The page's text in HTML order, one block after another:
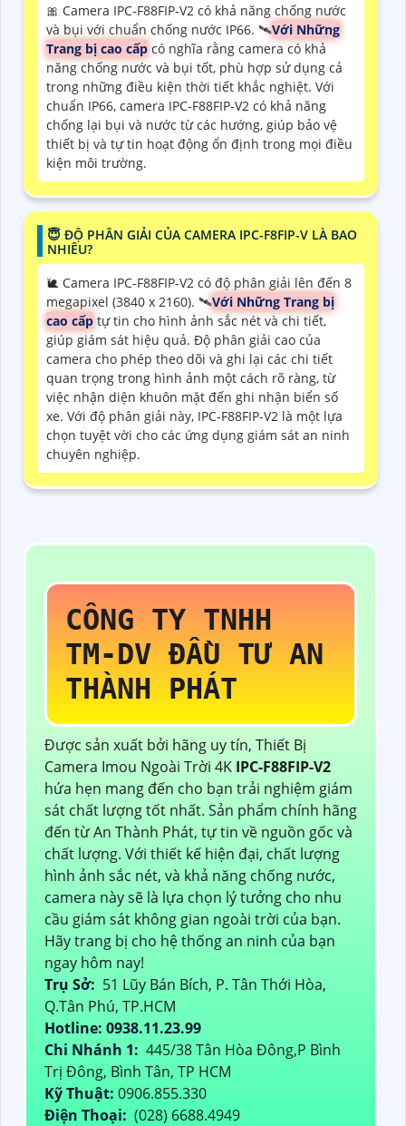
🎀 Camera IPC-F88FIP-V2 có khả năng chống nước
và bụi với chuẩn chống nước IP66. 🛰Với Những
Trang bị cao cấp có nghĩa rằng camera có khả
năng chống nước và bụi tốt, phù hợp sử dụng cả
trong những điều kiện thời tiết khắc nghiệt. Với
chuẩn IP66, camera IPC-F88FIP-V2 có khả năng
chống lại bụi và nước từ các hướng, giúp bảo vệ
thiết bị và tự tin hoạt động ổn định trong mọi điều
kiện môi trường.
😇 ĐỘ PHÂN GIẢI CỦA CAMERA IPC-F8FIP-V LÀ BAO
NHIÊU?
🐌 Camera IPC-F88FIP-V2 có độ phân giải lên đến 8
megapixel (3840 x 2160). 🛰Với Những Trang bị
cao cấp tự tin cho hình ảnh sắc nét và chi tiết,
giúp giám sát hiệu quả. Độ phân giải cao của
camera cho phép theo dõi và ghi lại các chi tiết
quan trọng trong hình ảnh một cách rõ ràng, từ
việc nhận diện khuôn mặt đến ghi nhận biển số
xe. Với độ phân giải này, IPC-F88FIP-V2 là một lựa
chọn tuyệt vời cho các ứng dụng giám sát an ninh
chuyên nghiệp.
CÔNG TY TNHH
TM-DV ĐẦU TƯ AN
THÀNH PHÁT
Được sản xuất bởi hãng uy tín, Thiết Bị
Camera Imou Ngoài Trời 4K IPC-F88FIP-V2
hứa hẹn mang đến cho bạn trải nghiệm giám
sát chất lượng tốt nhất. Sản phẩm chính hãng
đến từ An Thành Phát, tự tin về nguồn gốc và
chất lượng. Với thiết kế hiện đại, chất lượng
hình ảnh sắc nét, và khả năng chống nước,
camera này sẽ là lựa chọn lý tưởng cho nhu
cầu giám sát không gian ngoài trời của bạn.
Hãy trang bị cho hệ thống an ninh của bạn
ngay hôm nay!
Trụ Sở: 51 Lũy Bán Bích, P. Tân Thới Hòa,
Q.Tân Phú, TP.HCM
Hotline: 0938.11.23.99
Chi Nhánh 1: 445/38 Tân Hòa Đông,P Bình
Trị Đông, Bình Tân, TP HCM
Kỹ Thuật: 0906.855.330
Điện Thoại: (028) 6688.4949